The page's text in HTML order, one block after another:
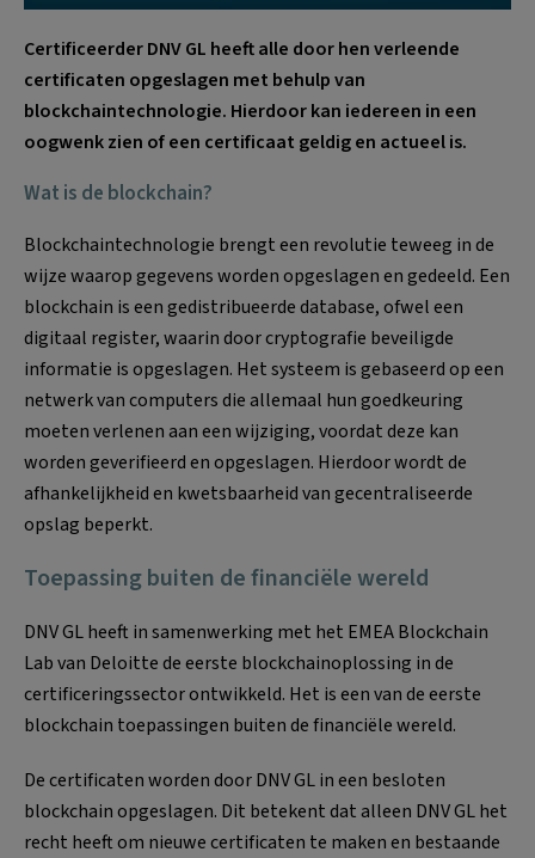
Certificeerder DNV GL heeft alle door hen verleende
certificaten opgeslagen met behulp van
blockchaintechnologie. Hierdoor kan iedereen in een
oogwenk zien of een certificaat geldig en actueel is.
Wat is de blockchain?
Blockchaintechnologie brengt een revolutie teweeg in de
wijze waarop gegevens worden opgeslagen en gedeeld. Een
blockchain is een gedistribueerde database, ofwel een
digitaal register, waarin door cryptografie beveiligde
informatie is opgeslagen. Het systeem is gebaseerd op een
netwerk van computers die allemaal hun goedkeuring
moeten verlenen aan een wijziging, voordat deze kan
worden geverifieerd en opgeslagen. Hierdoor wordt de
afhankelijkheid en kwetsbaarheid van gecentraliseerde
opslag beperkt.
Toepassing buiten de financiële wereld
DNV GL heeft in samenwerking met het EMEA Blockchain
Lab van Deloitte de eerste blockchainoplossing in de
certificeringssector ontwikkeld. Het is een van de eerste
blockchain toepassingen buiten de financiële wereld.
De certificaten worden door DNV GL in een besloten
blockchain opgeslagen. Dit betekent dat alleen DNV GL het
recht heeft om nieuwe certificaten te maken en bestaande